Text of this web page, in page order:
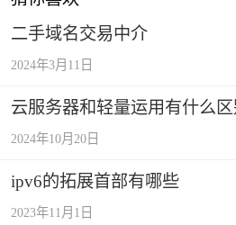
二手域名交易中介
2024年3月11日
云服务器和轻量运用有什么区
2024年10月20日
ipv6的拓展首部有哪些
2023年11月1日